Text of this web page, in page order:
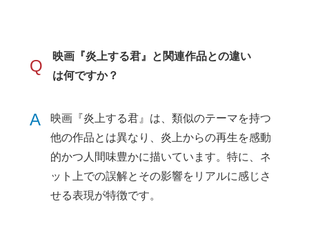
Q
映画『炎上する君』と関連作品との違い
は何ですか？
A
映画『炎上する君』は、類似のテーマを持つ
他の作品とは異なり、炎上からの再生を感動
的かつ人間味豊かに描いています。特に、ネ
ット上での誤解とその影響をリアルに感じさ
せる表現が特徴です。